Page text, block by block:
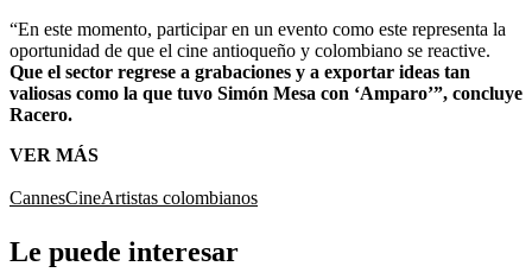
“En este momento, participar en un evento como este representa la
oportunidad de que el cine antioqueño y colombiano se reactive.
Que el sector regrese a grabaciones y a exportar ideas tan
valiosas como la que tuvo Simón Mesa con ‘Amparo’”, concluye
Racero.
VER MÁS
CannesCineArtistas colombianos
Le puede interesar